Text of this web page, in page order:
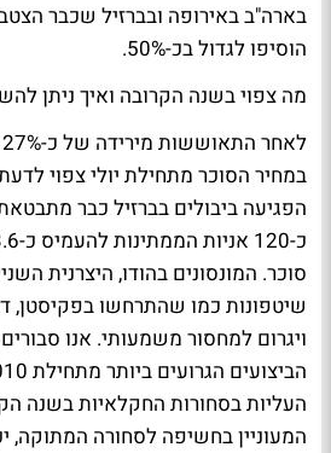
בארה"ב באירופה ובברזיל שכבר
הוסיפו לגדול בכ-50%.
מה צפוי בשנה הקרובה ואיך ניתן
הפגיעה ביבולים בברזיל כבר
סוכר. המונסונים בהודו, היצרנית
שיטפונות כמו שהתרחשו בפקיסטן,
ויגרום למחסור משמעותי. אנו
העליות בסחורות החקלאיות בשנה
המעוניין בחשיפה לסחורה המתוקה,